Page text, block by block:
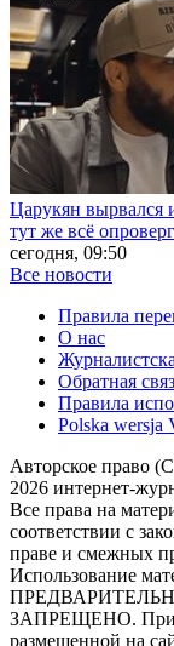
Царукян вырвался
тут же всё опроверг
сегодня, 09:50
Все новости
Правила
О нас
Обратная
Правила
Polska wersja
Авторское право
2026 интернет-
Все права на
соответствии с
праве и смежных
Использование
ЗАПРЕЩЕНО. При
размещенной на